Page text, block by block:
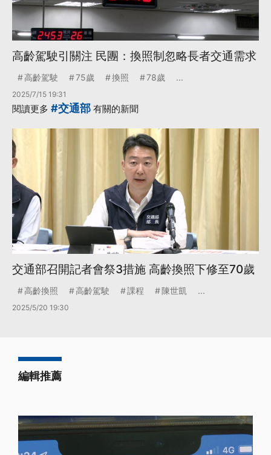
高齡駕駛引關注 民團：換照制忽略長者交通需求
高齡駕駛 75歲 換照 78歲 ...
2025/7/15 19:31
閱讀更多 #交通部 有關的新聞
交通部召開記者會祭3措施 高齡換照下修至70歲
高齡換照 高齡駕駛 課程 陳世凱 ...
2025/5/20 19:30
編輯推薦